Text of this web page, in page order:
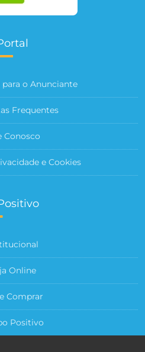
o Anunciante
Frequentes
Conosco
e Cookies
Online
Comprar
Positivo